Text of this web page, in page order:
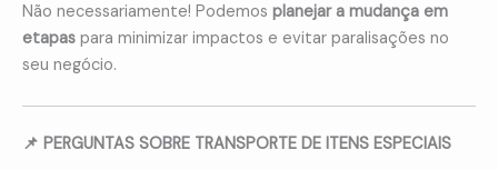
Não necessariamente! Podemos planejar a mudança em
etapas para minimizar impactos e evitar paralisações no
seu negócio.
📌 PERGUNTAS SOBRE TRANSPORTE DE ITENS ESPECIAIS